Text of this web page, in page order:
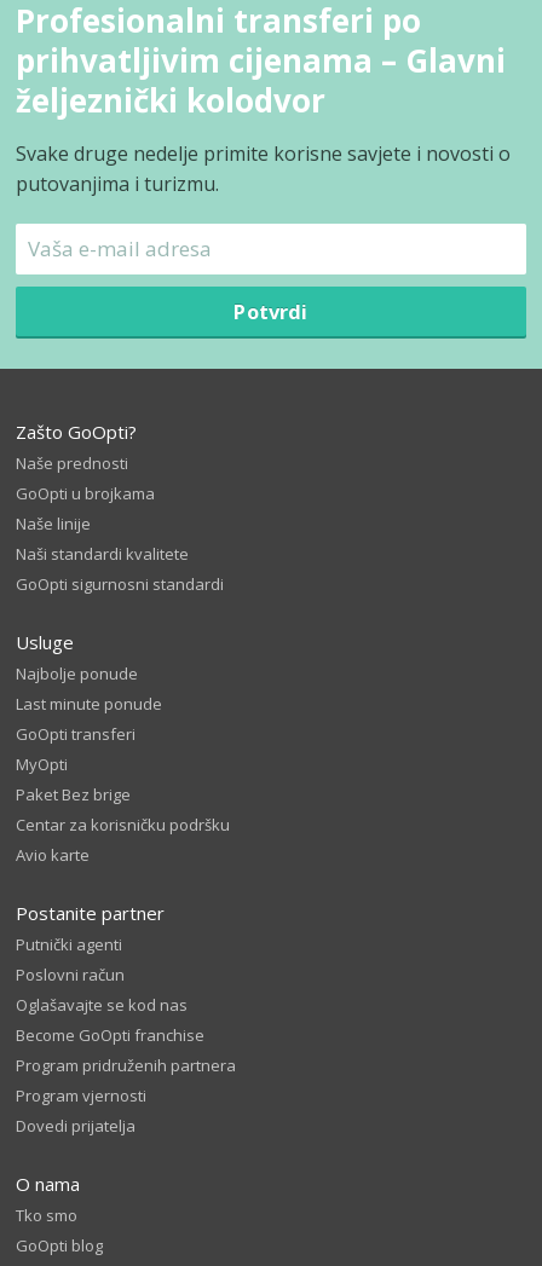
Profesionalni transferi po
prihvatljivim cijenama – Glavni
željeznički kolodvor
Svake druge nedelje primite korisne savjete i novosti o
putovanjima i turizmu.
Potvrdi
Zašto GoOpti?
Naše prednosti
GoOpti u brojkama
Naše linije
Naši standardi kvalitete
GoOpti sigurnosni standardi
Usluge
Najbolje ponude
Last minute ponude
GoOpti transferi
MyOpti
Paket Bez brige
Centar za korisničku podršku
Avio karte
Postanite partner
Putnički agenti
Poslovni račun
Oglašavajte se kod nas
Become GoOpti franchise
Program pridruženih partnera
Program vjernosti
Dovedi prijatelja
O nama
Tko smo
GoOpti blog